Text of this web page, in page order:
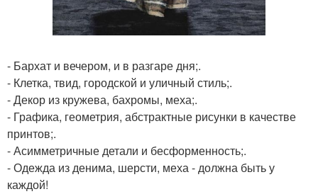
- Бархат и вечером, и в разгаре дня;.
- Клетка, твид, городской и уличный стиль;.
- Декор из кружева, бахромы, меха;.
- Графика, геометрия, абстрактные рисунки в качестве
принтов;.
- Асимметричные детали и бесформенность;.
- Одежда из денима, шерсти, меха - должна быть у
каждой!